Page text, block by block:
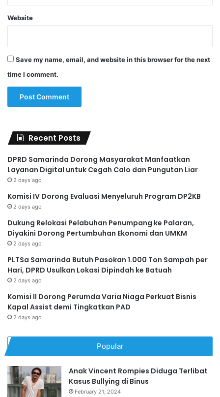
Website
Save my name, email, and website in this browser for the next
time I comment.
Recent Posts
DPRD Samarinda Dorong Masyarakat Manfaatkan
Layanan Digital untuk Cegah Calo dan Pungutan Liar
2 days ago
Komisi IV Dorong Evaluasi Menyeluruh Program DP2KB
2 days ago
Dukung Relokasi Pelabuhan Penumpang ke Palaran,
Diyakini Dorong Pertumbuhan Ekonomi dan UMKM
2 days ago
PLTSa Samarinda Butuh Pasokan 1.000 Ton Sampah per
Hari, DPRD Usulkan Lokasi Dipindah ke Batuah
2 days ago
Komisi II Dorong Perumda Varia Niaga Perkuat Bisnis
Kapal Assist demi Tingkatkan PAD
2 days ago
Popular
Anak Vincent Rompies Diduga Terlibat
Kasus Bullying di Binus
February 21, 2024